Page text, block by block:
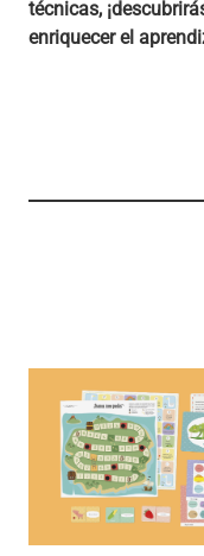
técnicas,
enriquecer el